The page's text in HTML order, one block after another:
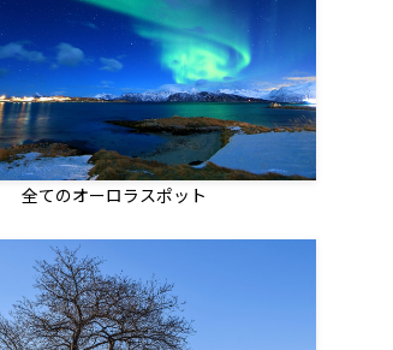
全てのオーロラスポット